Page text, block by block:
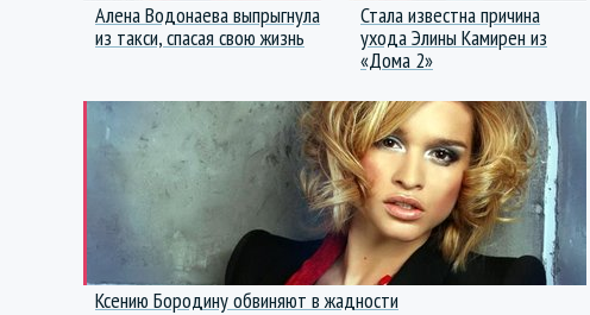
Алена Водонаева выпрыгнула
из такси, спасая свою жизнь
Стала известна причина
ухода Элины Камирен из
«Дома 2»
Ксению Бородину обвиняют в жадности